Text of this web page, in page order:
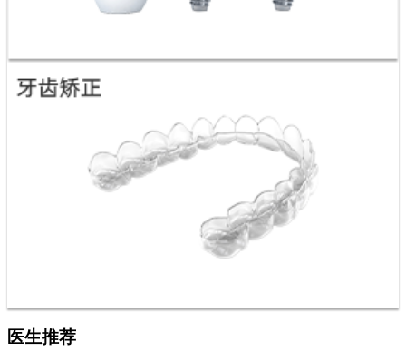
医生推荐